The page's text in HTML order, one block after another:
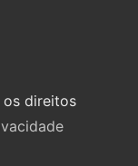
direitos